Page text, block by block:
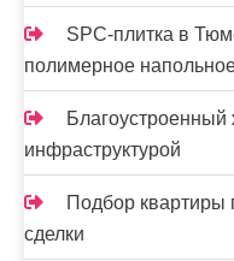
SPC-плитка в
полимерное
Благоустроенный
инфраструктурой
Подбор квартиры
сделки